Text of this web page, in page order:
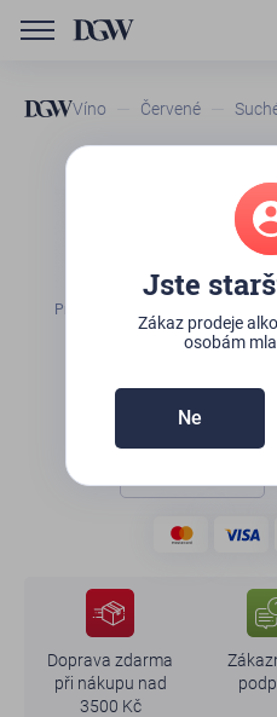
Víno Červené
Gotberg
K osobnímu
Praha)
Kč
Doprava zdarma
při nákupu nad
3500 Kč
Jste
Zákaz prodeje
osobám
Ne